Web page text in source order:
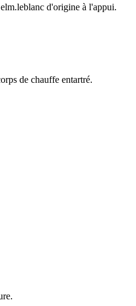
d'origine à l'appui.
de chauffe entartré.